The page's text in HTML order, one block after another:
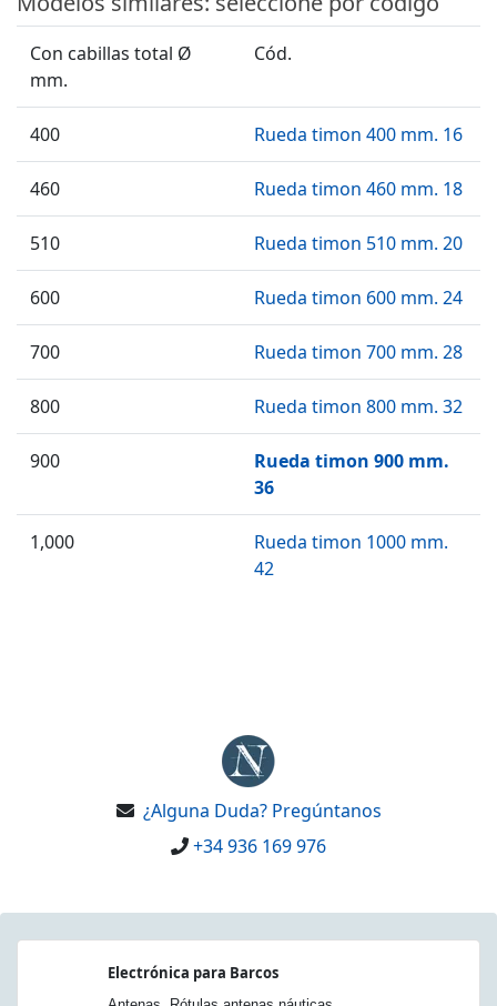
Con cabillas total Ø
mm.
Cód.
400 Rueda timon 400 mm. 16
460 Rueda timon 460 mm. 18
510 Rueda timon 510 mm. 20
600 Rueda timon 600 mm. 24
700 Rueda timon 700 mm. 28
800 Rueda timon 800 mm. 32
900
Rueda timon 900 mm.
36
1,000
Rueda timon 1000 mm.
42
¿Alguna Duda? Pregúntanos
+34 936 169 976
Electrónica para Barcos